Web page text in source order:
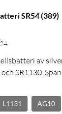
SR54 (389)
av
SR1130.
L1131 AG10